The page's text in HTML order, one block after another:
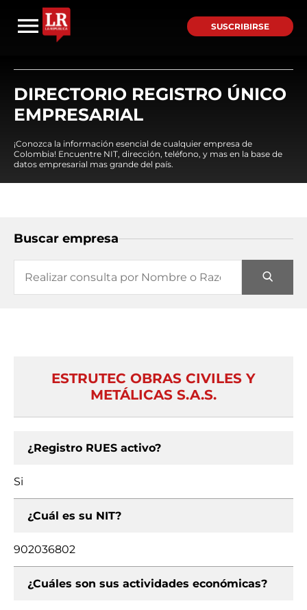
SUSCRIBIRSE
DIRECTORIO REGISTRO ÚNICO
EMPRESARIAL
¡Conozca la información esencial de cualquier empresa de
Colombia! Encuentre NIT, dirección, teléfono, y mas en la base de
datos empresarial mas grande del país.
Buscar empresa
ESTRUTEC OBRAS CIVILES Y
METÁLICAS S.A.S.
¿Registro RUES activo?
Si
¿Cuál es su NIT?
902036802
¿Cuáles son sus actividades económicas?